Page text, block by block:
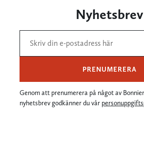
Nyhetsbrev
PRENUMERERA
Genom att prenumerera på något av
nyhetsbrev godkänner du vår